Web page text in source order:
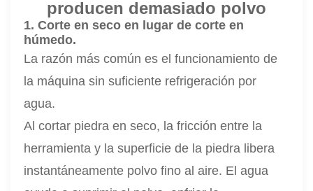
producen demasiado polvo
1. Corte en seco en lugar de corte en
húmedo.
La razón más común es el funcionamiento de
la máquina sin suficiente refrigeración por
agua.
Al cortar piedra en seco, la fricción entre la
herramienta y la superficie de la piedra libera
instantáneamente polvo fino al aire. El agua